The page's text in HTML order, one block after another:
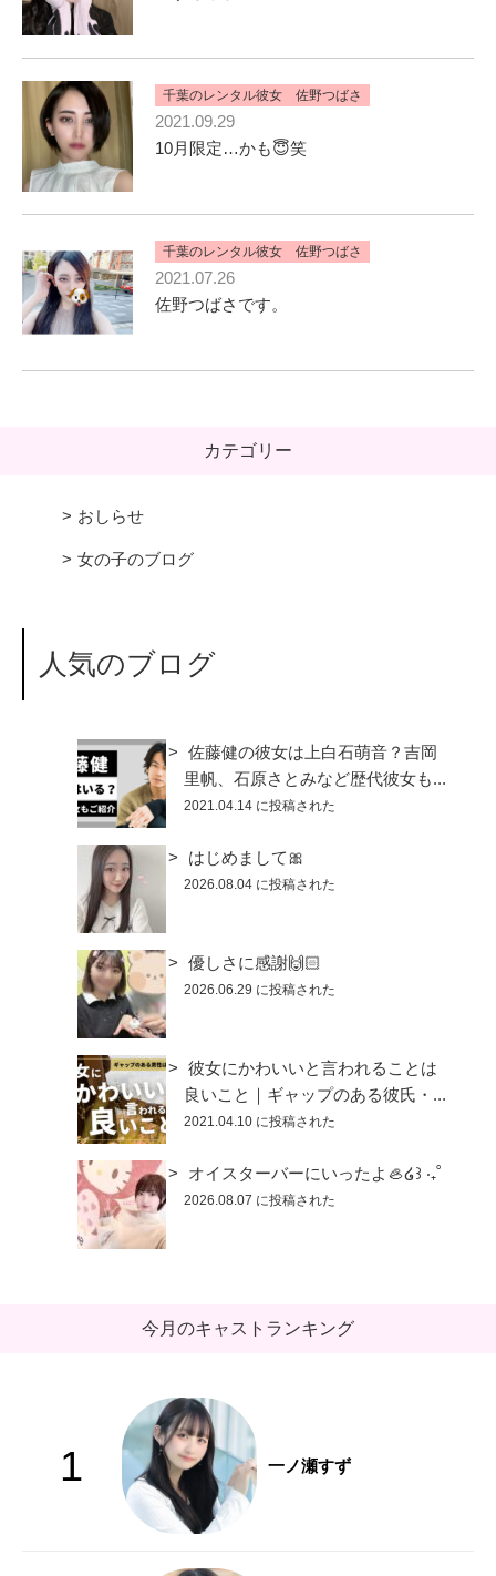
千葉のレンタル彼女 佐野つばさ
2021.09.29
10月限定…かも😇笑
千葉のレンタル彼女 佐野つばさ
2021.07.26
佐野つばさです。
カテゴリー
おしらせ
女の子のブログ
人気のブログ
佐藤健の彼女は上白石萌音？吉岡
里帆、石原さとみなど歴代彼女も...
2021.04.14 に投稿された
はじめまして🎀
2026.08.04 に投稿された
優しさに感謝🙌🏻
2026.06.29 に投稿された
彼女にかわいいと言われることは
良いこと｜ギャップのある彼氏・...
2021.04.10 に投稿された
オイスターバーにいったよ🦪໒꒱ ‧₊˚
2026.08.07 に投稿された
今月のキャストランキング
1 一ノ瀬すず